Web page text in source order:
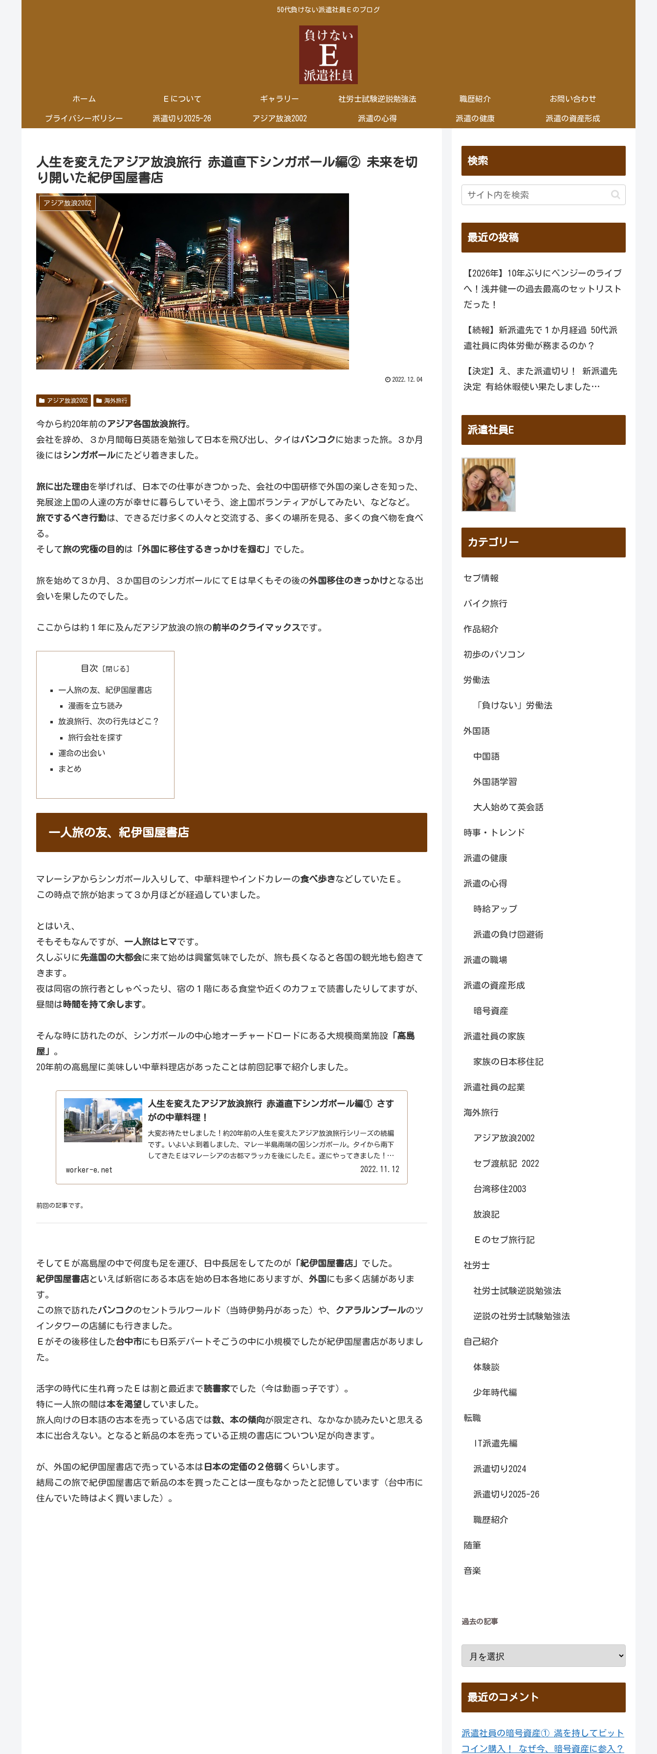
50代負けない派遣社員Ｅのブログ
ホーム Ｅについて ギャラリー 社労士試験逆説勉強法 職歴紹介 お問い合わせ
プライバシーポリシー 派遣切り2025-26 アジア放浪2002 派遣の心得 派遣の健康 派遣の資産形成
人生を変えたアジア放浪旅行 赤道直下シンガポール編② 未来を切
り開いた紀伊国屋書店
アジア放浪2002
2022.12.04
アジア放浪2002 海外旅行
今から約20年前のアジア各国放浪旅行。
会社を辞め、３か月間毎日英語を勉強して日本を飛び出し、タイはバンコクに始まった旅。３か月
後にはシンガポールにたどり着きました。
旅に出た理由を挙げれば、日本での仕事がきつかった、会社の中国研修で外国の楽しさを知った、
発展途上国の人達の方が幸せに暮らしていそう、途上国ボランティアがしてみたい、などなど。
旅でするべき行動は、できるだけ多くの人々と交流する、多くの場所を見る、多くの食べ物を食べ
る。
そして旅の究極の目的は 「外国に移住するきっかけを掴む」 でした。
旅を始めて３か月、３か国目のシンガポールにてＥは早くもその後の外国移住のきっかけとなる出
会いを果したのでした。
ここからは約１年に及んだアジア放浪の旅の前半のクライマックスです。
目次
一人旅の友、紀伊国屋書店
漫画を立ち読み
放浪旅行、次の行先はどこ？
旅行会社を探す
運命の出会い
まとめ
一人旅の友、紀伊国屋書店
マレーシアからシンガポール入りして、中華料理やインドカレーの食べ歩きなどしていたＥ。
この時点で旅が始まって３か月ほどが経過していました。
とはいえ、
そもそもなんですが、 一人旅はヒマです。
久しぶりに先進国の大都会に来て始めは興奮気味でしたが、旅も長くなると各国の観光地も飽きて
きます。
夜は同宿の旅行者としゃべったり、宿の１階にある食堂や近くのカフェで読書したりしてますが、
昼間は 時間を持て余します。
そんな時に訪れたのが、シンガポールの中心地オーチャードロードにある大規模商業施設 「高島
屋」 。
20年前の高島屋に美味しい中華料理店があったことは前回記事で紹介しました。
人生を変えたアジア放浪旅行 赤道直下シンガポール編① さす
がの中華料理！
大変お待たせしました！約20年前の人生を変えたアジア放浪旅行シリーズの続編
です。いよいよ到着しました、マレー半島南端の国シンガポール。タイから南下
してきたＥはマレーシアの古都マラッカを後にしたＥ。遂にやってきました！東
worker-e.net 2022.11.12
前回の記事です。
そしてＥが高島屋の中で何度も足を運び、日中長居をしてたのが 「紀伊国屋書店」 でした。
紀伊国屋書店といえば新宿にある本店を始め日本各地にありますが、 外国にも多く店舗がありま
す。
この旅で訪れたバンコクのセントラルワールド（当時伊勢丹があった）や、 クアラルンプールのツ
インタワーの店舗にも行きました。
Ｅがその後移住した台中市にも日系デパートそごうの中に小規模でしたが紀伊国屋書店がありまし
た。
活字の時代に生れ育ったＥは割と最近まで読書家でした（今は動画っ子です）。
特に一人旅の間は本を渇望 していました。
旅人向けの日本語の古本を売っている店では数、本の傾向が限定され、なかなか読みたいと思える
本に出合えない。となると新品の本を売っている正規の書店についつい足が向きます。
が、外国の紀伊国屋書店で売っている本は 日本の定価の２倍弱くらいします。
結局この旅で紀伊国屋書店で新品の本を買ったことは一度もなかったと記憶しています（台中市に
住んでいた時はよく買いました）。
検索
最近の投稿
【2026年】10年ぶりにベンジーのライブ
へ！浅井健一の過去最高のセットリスト
だった！
【続報】新派遣先で１か月経過 50代派
遣社員に肉体労働が務まるのか？
【決定】え、また派遣切り！ 新派遣先
決定 有給休暇使い果たしました…
派遣社員E
カテゴリー
セブ情報
バイク旅行
作品紹介
初歩のパソコン
労働法
「負けない」労働法
外国語
中国語
外国語学習
大人始めて英会話
時事・トレンド
派遣の健康
派遣の心得
時給アップ
派遣の負け回避術
派遣の職場
派遣の資産形成
暗号資産
派遣社員の家族
家族の日本移住記
派遣社員の起業
海外旅行
アジア放浪2002
セブ渡航記 2022
台湾移住2003
放浪記
Ｅのセブ旅行記
社労士
社労士試験逆説勉強法
逆説の社労士試験勉強法
自己紹介
体験談
少年時代編
転職
IT派遣先編
派遣切り2024
派遣切り2025-26
職歴紹介
随筆
音楽
過去の記事
最近のコメント
派遣社員の暗号資産① 満を持してビット
コイン購入！ なぜ今、暗号資産に参入？